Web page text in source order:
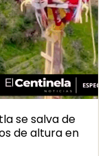
se salva de
de altura en